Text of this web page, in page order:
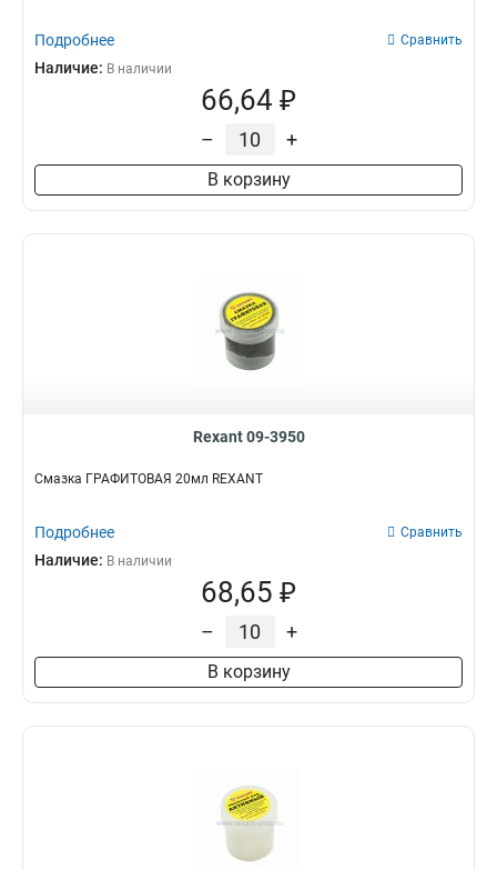
Подробнее Сравнить
Наличие: В наличии
66,64 ₽
– +
В корзину
Rexant 09-3950
Смазка ГРАФИТОВАЯ 20мл REXANT
Подробнее Сравнить
Наличие: В наличии
68,65 ₽
– +
В корзину